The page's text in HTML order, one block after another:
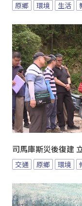
原鄉 環境 生活
司馬庫斯災後復建
交通 原鄉 環境